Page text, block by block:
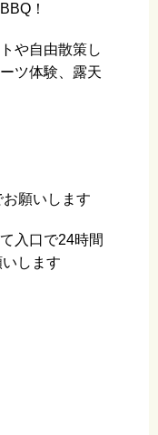
！
や自由散策し
ツ体験、露天
願いします
入口で24時間
します